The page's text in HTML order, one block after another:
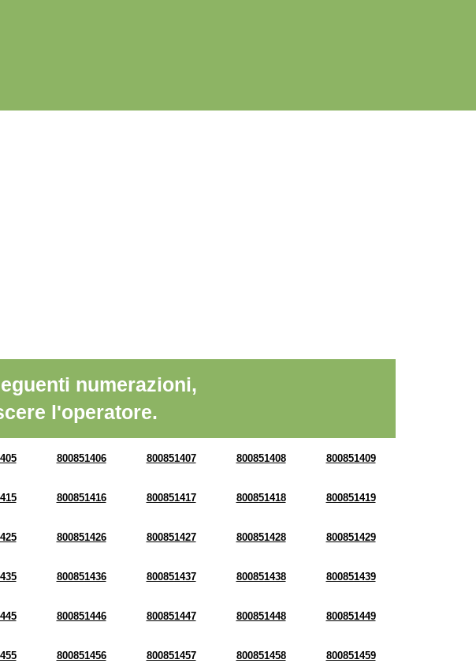
numerazioni,
l'operatore.
800851406 800851407 800851408 800851409
800851416 800851417 800851418 800851419
800851426 800851427 800851428 800851429
800851436 800851437 800851438 800851439
800851446 800851447 800851448 800851449
800851456 800851457 800851458 800851459